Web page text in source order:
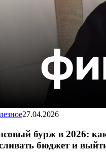
27.04.2026
бурж в 2026:
сливать бюджет и